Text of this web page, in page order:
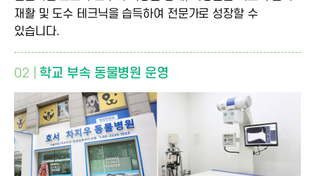
재활 및 도수 테크닉을 습득하여 전문가로 성장할 수
있습니다.
02 | 학교 부속 동물병원 운영